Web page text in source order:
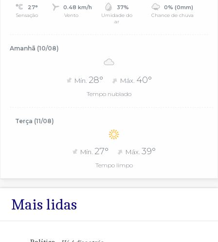
27°
Sensação
0.48 km/h
Vento
37%
Umidade do
ar
0% (0mm)
Chance de chuva
Amanhã (10/08)
Mín. 28° Máx. 40°
Tempo nublado
Terça (11/08)
Mín. 27° Máx.39°
Tempo limpo
Mais lidas